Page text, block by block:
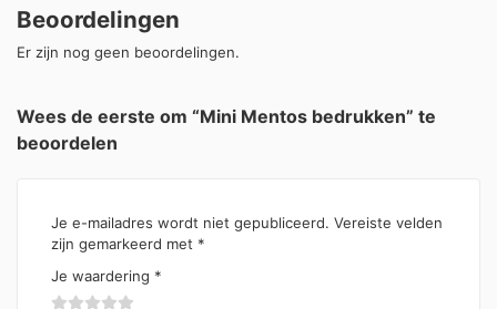
Beoordelingen
Er zijn nog geen beoordelingen.
Wees de eerste om “Mini Mentos bedrukken” te
beoordelen
Je e-mailadres wordt niet gepubliceerd. Vereiste velden
zijn gemarkeerd met *
Je waardering *